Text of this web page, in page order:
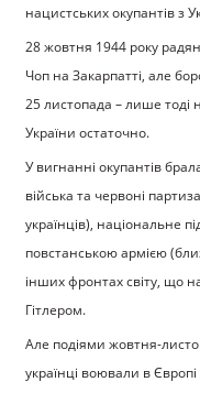
нацистських окупантів з
28 жовтня 1944 року
Чоп на Закарпатті, але
25 листопада – лише тоді
України остаточно.
У вигнанні окупантів
війська та червоні
українців), національне
повстанською армією
інших фронтах світу, що
Гітлером.
Але подіями жовтня-
українці воювали в